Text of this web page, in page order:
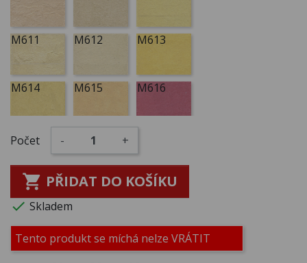
M611 M612 M613
M614 M615 M616
M617 M618
M620 M621 M622
M623 M624 M625
Počet - +
 PŘIDAT DO KOŠÍKU
 Skladem
Tento produkt se míchá nelze VRÁTIT